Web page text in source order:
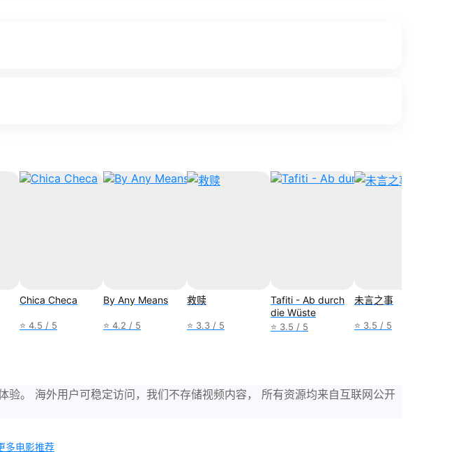
Chica Checa
⭐ 4.5 / 5
By Any Means
⭐ 4.2 / 5
救赎
⭐ 3.3 / 5
Tafiti - Ab durch
die Wüste
⭐ 3.5 / 5
未言之事
⭐ 3.5 / 5
。 海外用户可稳定访问，我们不存储视频内容， 所有资源均来自互联网公开
多电影推荐